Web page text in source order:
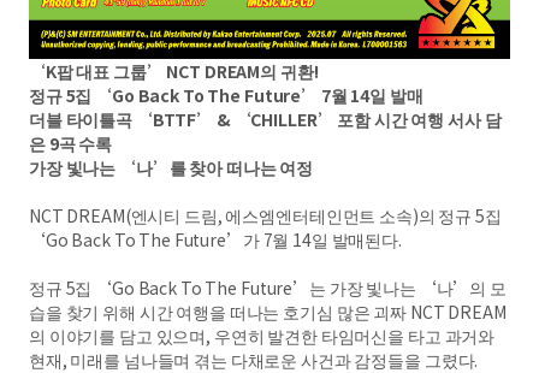
‘K팝 대표 그룹’ NCT DREAM의 귀환!
정규 5집 ‘Go Back To The Future’ 7월 14일 발매
더블 타이틀곡 ‘BTTF’ & ‘CHILLER’ 포함 시간 여행 서사 담
은 9곡 수록
가장 빛나는 ‘나’를 찾아 떠나는 여정
NCT DREAM(엔시티 드림, 에스엠엔터테인먼트 소속)의 정규 5집
‘Go Back To The Future’가 7월 14일 발매된다.
정규 5집 ‘Go Back To The Future’는 가장 빛나는 ‘나’의 모
습을 찾기 위해 시간 여행을 떠나는 호기심 많은 괴짜 NCT DREAM
의 이야기를 담고 있으며, 우연히 발견한 타임머신을 타고 과거와
현재, 미래를 넘나들며 겪는 다채로운 사건과 감정들을 그렸다.